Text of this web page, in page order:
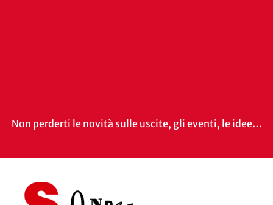
Non perderti le novità sulle uscite, gli eventi, le idee…